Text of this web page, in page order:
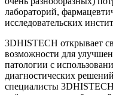
лабораторий,
исследовательских
3DHISTECH открывает
возможности для
патологии с
диагностических
специалисты